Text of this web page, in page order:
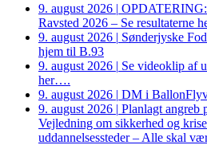
9. august 2026 |
Ravsted 2026 – Se resultaterne
9. august 2026 | Sønderjyske
hjem til B.93
9. august 2026 | Se videoklip af
her….
9. august 2026 | DM i
9. august 2026 | Planlagt angreb
Vejledning om sikkerhed og
uddannelsessteder – Alle skal